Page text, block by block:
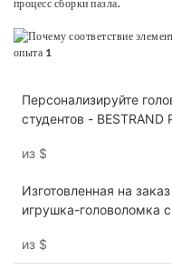
процесс сборки пазла.
Персонализируйте
студентов - BESTRAND
из $
Изготовленная на
игрушка-головоломка
PRINTING
из $